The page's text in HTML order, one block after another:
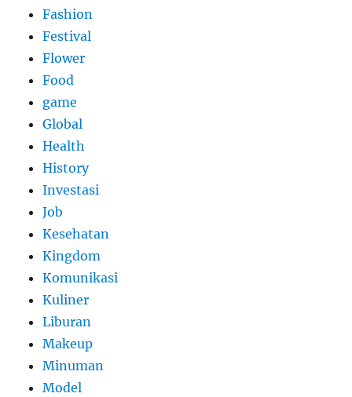
Fashion
Festival
Flower
Food
game
Global
Health
History
Investasi
Job
Kesehatan
Kingdom
Komunikasi
Kuliner
Liburan
Makeup
Minuman
Model